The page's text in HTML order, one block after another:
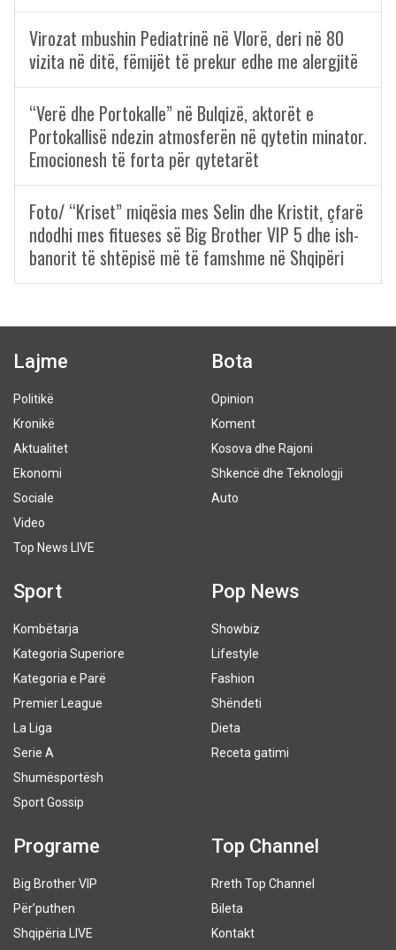
Virozat mbushin Pediatrinë në Vlorë, deri në 80
vizita në ditë, fëmijët të prekur edhe me alergjitë
“Verë dhe Portokalle” në Bulqizë, aktorët e
Portokallisë ndezin atmosferën në qytetin minator.
Emocionesh të forta për qytetarët
Foto/ “Kriset” miqësia mes Selin dhe Kristit, çfarë
ndodhi mes fitueses së Big Brother VIP 5 dhe ish-
banorit të shtëpisë më të famshme në Shqipëri
Lajme
Politikë
Kronikë
Aktualitet
Ekonomi
Sociale
Video
Top News LIVE
Bota
Opinion
Koment
Kosova dhe Rajoni
Shkencë dhe Teknologji
Auto
Sport
Kombëtarja
Kategoria Superiore
Kategoria e Parë
Premier League
La Liga
Serie A
Shumësportësh
Sport Gossip
Pop News
Showbiz
Lifestyle
Fashion
Shëndeti
Dieta
Receta gatimi
Programe
Big Brother VIP
Për’puthen
Shqipëria LIVE
Top Channel
Rreth Top Channel
Bileta
Kontakt